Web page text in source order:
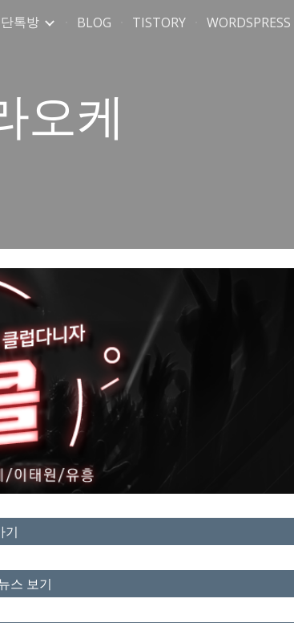
Skip to navigation
단톡방 BLOG TISTORY WORDSPRESS
오케
기
스 보기